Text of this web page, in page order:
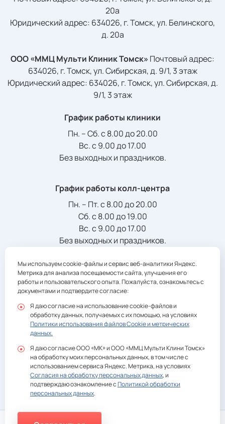
20а
Юридический адрес: 634026, г. Томск, ул. Белинского,
д. 20а
ООО «ММЦ Мульти Клиник Томск» Почтовый адрес:
634026, г. Томск, ул. Сибирская, д. 9/1, 3 этаж
Юридический адрес: 634026, г. Томск, ул. Сибирская, д.
9/1, 3 этаж
График работы клиники
Пн. – Сб. с 8.00 до 20.00
Вс. с 9.00 до 17.00
Без выходных и праздников.
График работы колл-центра
Пн. – Пт. с 8.00 до 20.00
Сб. с 8.00 до 19.00
Вс. с 9.00 до 17.00
Без выходных и праздников.
Телефон/Факс:
+7 (3822) 901-941registratura@multiclinic.ru
Политика конфиденциальности
Согласие на обработку персональных данных ООО
«Международный Медицинский Центр Мульти Клиник Томск»
Политика использования файлов Cookie и метрических данных
Мы используем cookie-файлы и сервис веб-аналитики Яндекс.
Метрика для анализа посещаемости сайта, улучшения его
работы и пользовательского опыта. Пожалуйста, ознакомьтесь с
документами и подтвердите согласие:
Я даю согласие на использование cookie-файлов и
обработку данных, получаемых с их помощью, на условиях
Политики использования файлов Cookie и метрических
данных.
Я даю согласие ООО «МК» и ООО «ММЦ Мульти Клини Томск»
на обработку моих персональных данных, в том числе с
использованием сервиса Яндекс. Метрика, на условиях
Согласия на обработку персональных данных, и
подтверждаю ознакомление сПолитикой обработки
персональных данных.